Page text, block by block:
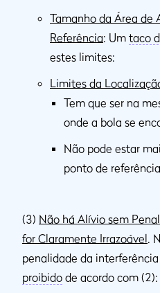
Tamanho da Área de
Referência: Um taco
estes limites:
Limites da
Tem que ser na
onde a bola se
Não pode estar
ponto de referência.
(3) Não há Alívio sem
for Claramente Irrazoável .
penalidade da
proibido de acordo com (2):